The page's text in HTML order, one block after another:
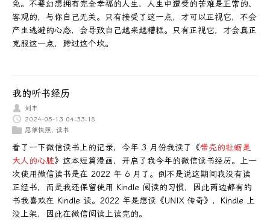
免。不要幻想拥有完全幸福的人生，人生中遭受的苦难是正常的、
客观的，与你自己无关。只有接受了这一点，才可以正视它，不会
产生逃避的心态，会导致自己越来越糟糕。只有正视它，才会真正
克服这一点，跨过这个坎。
我的听书经历
刘丰
2024-05-13 04:33:18
思维快照 , 读书
看了一下微信读书上的记录，今年 3 月份我读了《带壳的牡蛎是
大人的心脏》这本短篇漫画，开启了我今年的微信读书经历。上一
次使用微信读书是在 2022 年 6 月了。倒不是说这期间我没有读
正经书，而是我还保留使用 Kindle 阅读的习惯，因此两边都有的
书我喜欢在 Kindle 读。2022 年是想读《UNIX 传奇》，Kindle 上
没上架，因此在微信阅读上读完的。